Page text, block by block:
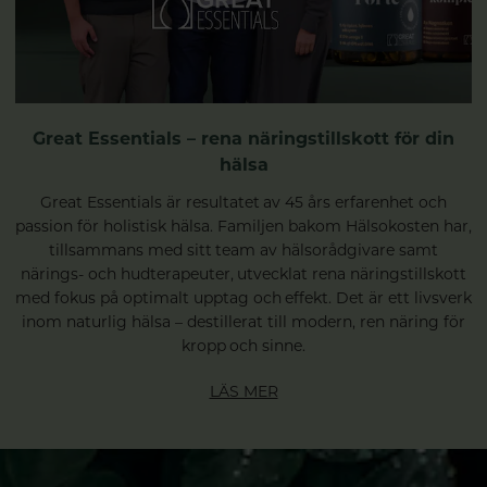
Great Essentials – rena näringstillskott för din
hälsa
Great Essentials är resultatet av 45 års erfarenhet och
passion för holistisk hälsa. Familjen bakom Hälsokosten har,
tillsammans med sitt team av hälsorådgivare samt
närings- och hudterapeuter, utvecklat rena näringstillskott
med fokus på optimalt upptag och effekt. Det är ett livsverk
inom naturlig hälsa – destillerat till modern, ren näring för
kropp och sinne.
LÄS MER